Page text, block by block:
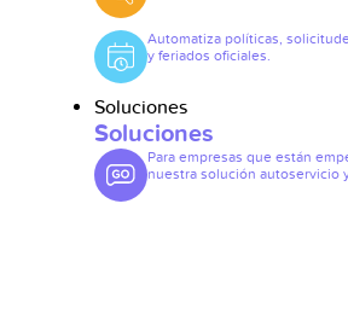
Automatiza políticas,
y feriados oficiales.
Soluciones
Soluciones
Para empresas que están
nuestra solución autoservicio